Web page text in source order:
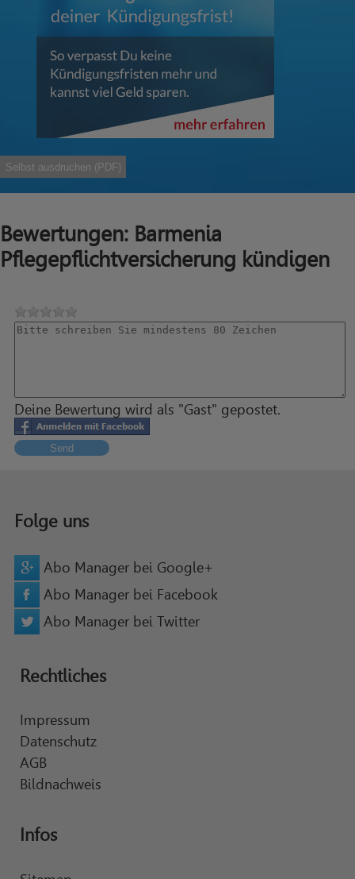
Selbst ausdruchen (PDF)
Bewertungen: Barmenia
Pflegepflichtversicherung kündigen
Deine Bewertung wird als "Gast" gepostet.
Send
Folge uns
Abo Manager bei Google+
Abo Manager bei Facebook
Abo Manager bei Twitter
Rechtliches
Impressum
Datenschutz
AGB
Bildnachweis
Infos